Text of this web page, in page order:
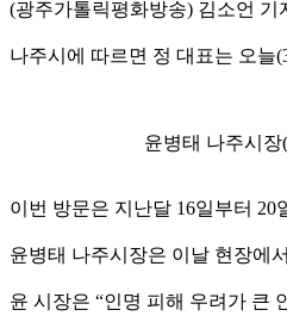
(광주가톨릭평화방송) 김소언
나주시에 따르면 정 대표는 오늘
윤병태 나주시
이번 방문은 지난달 16일부터
윤병태 나주시장은 이날 현장에
윤 시장은 “인명 피해 우려가 큰